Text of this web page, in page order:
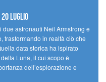
20 luglio
astronauti Neil Armstrong e
trasformando in realtà ciò che
data storica ha ispirato
Luna, il cui scopo è
dell’esplorazione e